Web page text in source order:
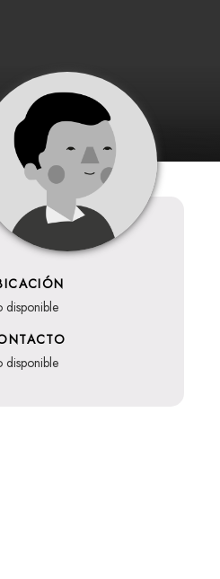
disponible
disponible